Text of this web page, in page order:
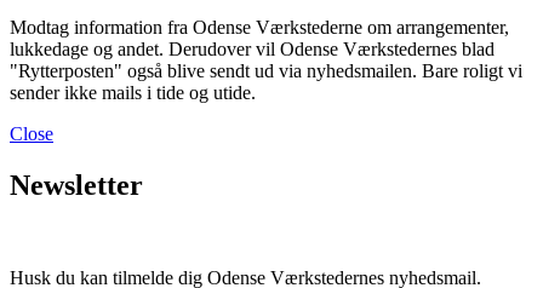
Modtag information fra Odense Værkstederne om arrangementer,
lukkedage og andet. Derudover vil Odense Værkstedernes blad
"Rytterposten" også blive sendt ud via nyhedsmailen. Bare roligt vi
sender ikke mails i tide og utide.
Close
Newsletter
Husk du kan tilmelde dig Odense Værkstedernes nyhedsmail.